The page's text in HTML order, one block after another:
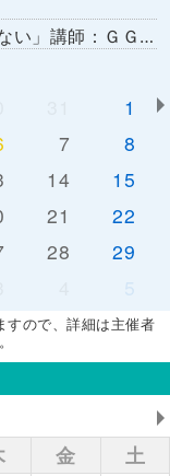
師：ＧＧ佐藤さん
1
7
8
14
15
21
22
28
29
5
すので、詳細は主催者
金
土